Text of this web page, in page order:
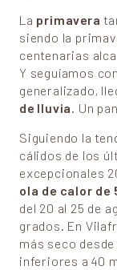
La primavera
siendo la
centenarias
Y seguíamos
generalizado,
de lluvia. Un
Siguiendo la
cálidos de los
excepcionales
ola de calor
del 20 al 25 de
grados. En
más seco
inferiores a 40